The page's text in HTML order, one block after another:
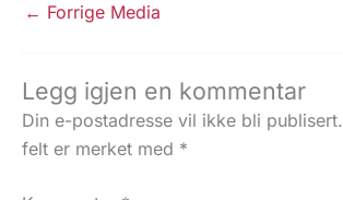
← Forrige Media
Legg igjen en kommentar
Din e-postadresse vil ikke bli publisert.
felt er merket med *